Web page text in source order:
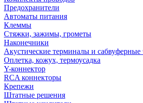
Предохранители
Автоматы питания
Клеммы
Стяжки, зажимы, грометы
Наконечники
Акустические терминалы и
Оплетка, кожух, термоусадка
Y-коннектор
RCA коннекторы
Крепежи
Штатные решения